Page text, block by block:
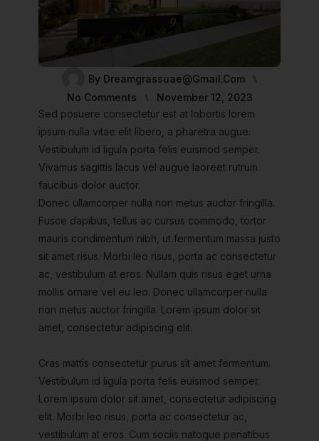
ByDreamgrassuae@gmail.com
⑊
No Comments
⑊
November 12, 2023
Sed posuere consectetur est at lobortis lorem
ipsum nulla vitae elit libero, a pharetra augue.
Vestibulum id ligula porta felis euismod semper.
Vivamus sagittis lacus vel augue laoreet rutrum
faucibus dolor auctor.
Donec ullamcorper nulla non metus auctor fringilla.
Fusce dapibus, tellus ac cursus commodo, tortor
mauris condimentum nibh, ut fermentum massa justo
sit amet risus. Morbi leo risus, porta ac consectetur
ac, vestibulum at eros. Nullam quis risus eget urna
mollis ornare vel eu leo. Donec ullamcorper nulla
non metus auctor fringilla. Lorem ipsum dolor sit
amet, consectetur adipiscing elit.
Cras mattis consectetur purus sit amet fermentum.
Vestibulum id ligula porta felis euismod semper.
Lorem ipsum dolor sit amet, consectetur adipiscing
elit. Morbi leo risus, porta ac consectetur ac,
vestibulum at eros. Cum sociis natoque penatibus